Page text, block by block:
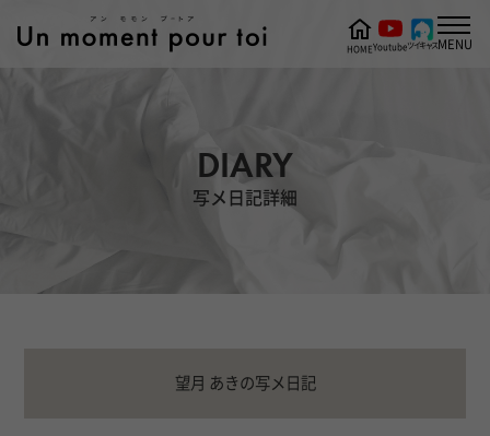
DIARY
写メ日記詳細
HOMEYoutubeツイキャスMENU
望月 あきの写メ日記